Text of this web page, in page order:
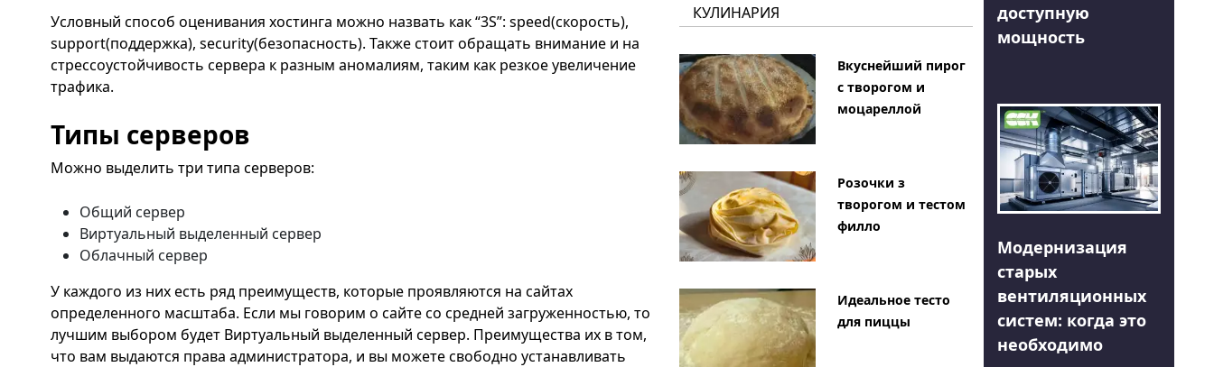
Условный способ оценивания хостинга можно назвать как “3S”: speed(скорость),
support(поддержка), security(безопасность). Также стоит обращать внимание и на
стрессоустойчивость сервера к разным аномалиям, таким как резкое увеличение
трафика.
Типы серверов
Можно выделить три типа серверов:
Общий сервер
Виртуальный выделенный сервер
Облачный сервер
У каждого из них есть ряд преимуществ, которые проявляются на сайтах
определенного масштаба. Если мы говорим о сайте со средней загруженностью, то
лучшим выбором будет Виртуальный выделенный сервер. Преимущества их в том,
что вам выдаются права администратора, и вы можете свободно устанавливать
КУЛИНАРИЯ
Вкуснейший пирог
с творогом и
моцареллой
Розочки з
творогом и тестом
филло
Идеальное тесто
для пиццы
доступную
мощность
Модернизация
старых
вентиляционных
систем: когда это
необходимо